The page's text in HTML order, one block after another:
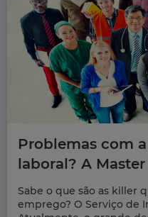
Problemas com
laboral? A
Sabe o que são as killer
emprego? O Serviço de